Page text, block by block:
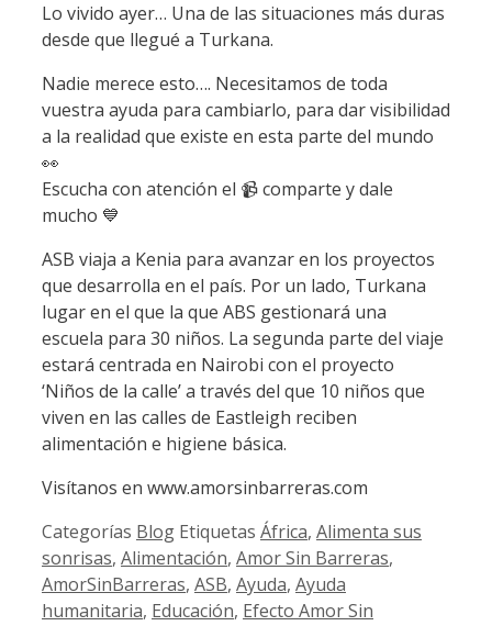
Lo vivido ayer… Una de las situaciones más duras
desde que llegué a Turkana.
Nadie merece esto…. Necesitamos de toda
vuestra ayuda para cambiarlo, para dar visibilidad
a la realidad que existe en esta parte del mundo
👀
Escucha con atención el 📹 comparte y dale
mucho 💙
ASB viaja a Kenia para avanzar en los proyectos
que desarrolla en el país. Por un lado, Turkana
lugar en el que la que ABS gestionará una
escuela para 30 niños. La segunda parte del viaje
estará centrada en Nairobi con el proyecto
‘Niños de la calle’ a través del que 10 niños que
viven en las calles de Eastleigh reciben
alimentación e higiene básica.
Visítanos en www.amorsinbarreras.com
Categorías Blog Etiquetas África, Alimenta sus
sonrisas, Alimentación, Amor Sin Barreras,
AmorSinBarreras, ASB, Ayuda, Ayuda
humanitaria, Educación, Efecto Amor Sin